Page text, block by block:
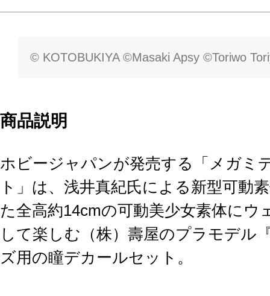
© KOTOBUKIYA ©Masaki Apsy ©Toriwo
商品説明
ホビージャパンが発売する「メガミ
ト」は、浅井真紀氏による新型可動
た全高約14cmの可動美少女素体にウ
して楽しむ（株）壽屋のプラモデル
ズ用の瞳デカールセット。